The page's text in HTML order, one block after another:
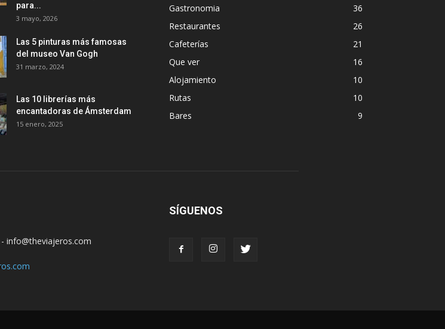
para...
3 mayo, 2026
Las 5 pinturas más famosas
del museo Van Gogh
31 marzo, 2024
Las 10 librerías más
encantadoras de Ámsterdam
15 enero, 2025
Gastronomia
36
Restaurantes
26
Cafeterías
21
Que ver
16
Alojamiento
10
Rutas
10
Bares
9
info@theviajeros.com
SÍGUENOS